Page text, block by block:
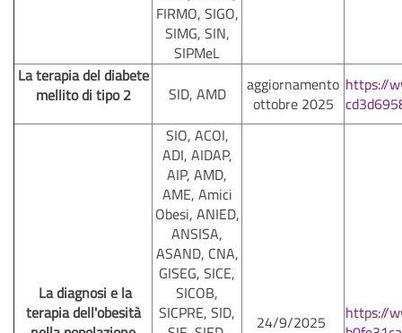
FIRMO, SIGO,
SIMG, SIN,
SIPMeL
La terapia del diabete
mellito di tipo 2
SID, AMD
aggiornamento
ottobre 2025
https://
La diagnosi e la
terapia dell'obesità
SIO, ACOI,
ADI, AIDAP,
AIP, AMD,
AME, Amici
Obesi, ANIED,
ANSISA,
ASAND, CNA,
GISEG, SICE,
SICOB,
SICPRE, SID,
24/9/2025
https://